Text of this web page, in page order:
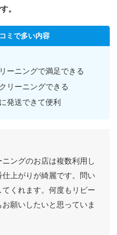
。
ミで多い内容
ーニングで満足できる
リーニングできる
発送できて便利
ングのお店は複数利用し
上がりが綺麗です。問い
くれます。何度もリピー
願いしたいと思っていま